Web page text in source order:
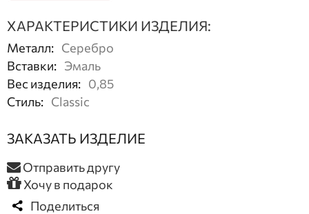
ХАРАКТЕРИСТИКИ ИЗДЕЛИЯ:
Металл: Серебро
Вставки: Эмаль
Вес изделия: 0,85
Стиль: Classic
ЗАКАЗАТЬ ИЗДЕЛИЕ
Отправить другу
Хочу в подарок
Поделиться